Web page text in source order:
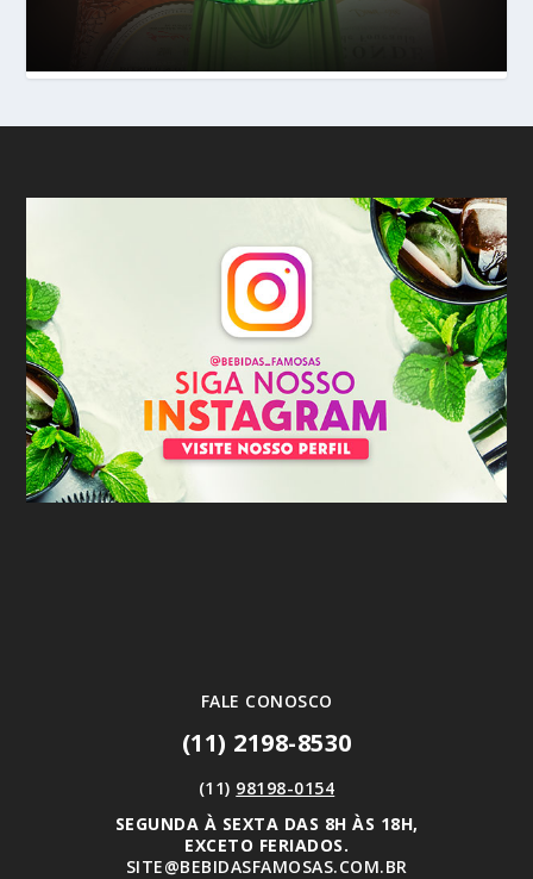
FALE CONOSCO
(11) 2198-8530
(11) 98198-0154
SEGUNDA À SEXTA DAS 8H ÀS 18H,
EXCETO FERIADOS.
SITE@BEBIDASFAMOSAS.COM.BR